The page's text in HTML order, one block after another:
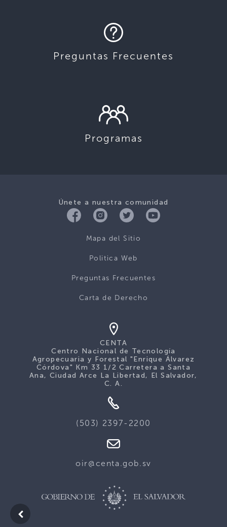
Preguntas Frecuentes
Programas
Únete a nuestra comunidad
Mapa del Sitio
Politica Web
Preguntas Frecuentes
Carta de Derecho
CENTA
Centro Nacional de Tecnología
Agropecuaria y Forestal "Enrique Álvarez
Córdova" Km 33 1/2 Carretera a Santa
Ana, Ciudad Arce La Libertad, El Salvador,
C. A.
(503) 2397-2200
oir@centa.gob.sv